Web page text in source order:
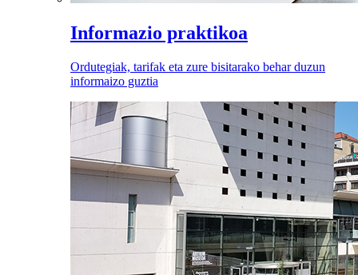
Informazio praktikoa
Ordutegiak, tarifak eta zure bisitarako behar duzun
informaizo guztia